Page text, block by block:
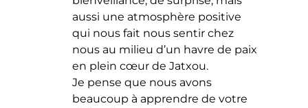
aussi une atmosphère positive
qui nous fait nous sentir chez
nous au milieu d’un havre de paix
en plein cœur de Jatxou.
Je pense que nous avons
beaucoup à apprendre de votre